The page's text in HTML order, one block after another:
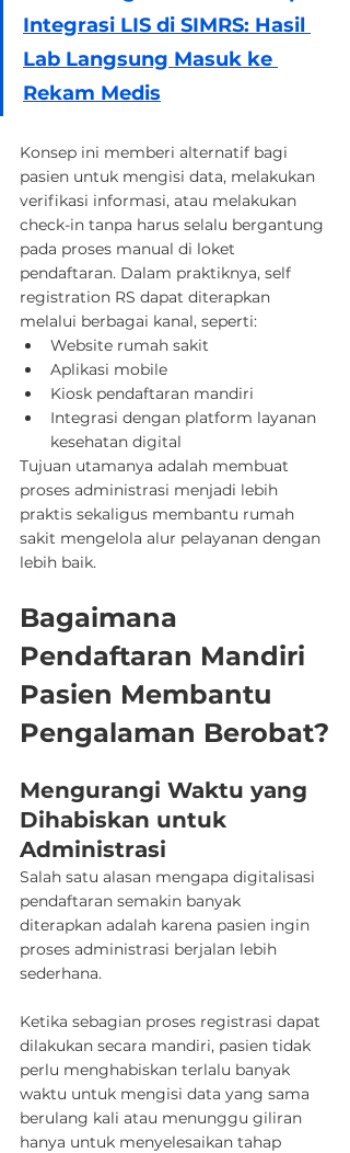
Integrasi LIS di SIMRS: Hasil
Lab Langsung Masuk ke
Rekam Medis
Konsep ini memberi alternatif bagi
pasien untuk mengisi data, melakukan
verifikasi informasi, atau melakukan
check-in tanpa harus selalu bergantung
pada proses manual di loket
pendaftaran. Dalam praktiknya, self
registration RS dapat diterapkan
melalui berbagai kanal, seperti:
Website rumah sakit
Aplikasi mobile
Kiosk pendaftaran mandiri
Integrasi dengan platform layanan
kesehatan digital
Tujuan utamanya adalah membuat
proses administrasi menjadi lebih
praktis sekaligus membantu rumah
sakit mengelola alur pelayanan dengan
lebih baik.
Bagaimana
Pendaftaran Mandiri
Pasien Membantu
Pengalaman Berobat?
Mengurangi Waktu yang
Dihabiskan untuk
Administrasi
Salah satu alasan mengapa digitalisasi
pendaftaran semakin banyak
diterapkan adalah karena pasien ingin
proses administrasi berjalan lebih
sederhana.
Ketika sebagian proses registrasi dapat
dilakukan secara mandiri, pasien tidak
perlu menghabiskan terlalu banyak
waktu untuk mengisi data yang sama
berulang kali atau menunggu giliran
hanya untuk menyelesaikan tahap